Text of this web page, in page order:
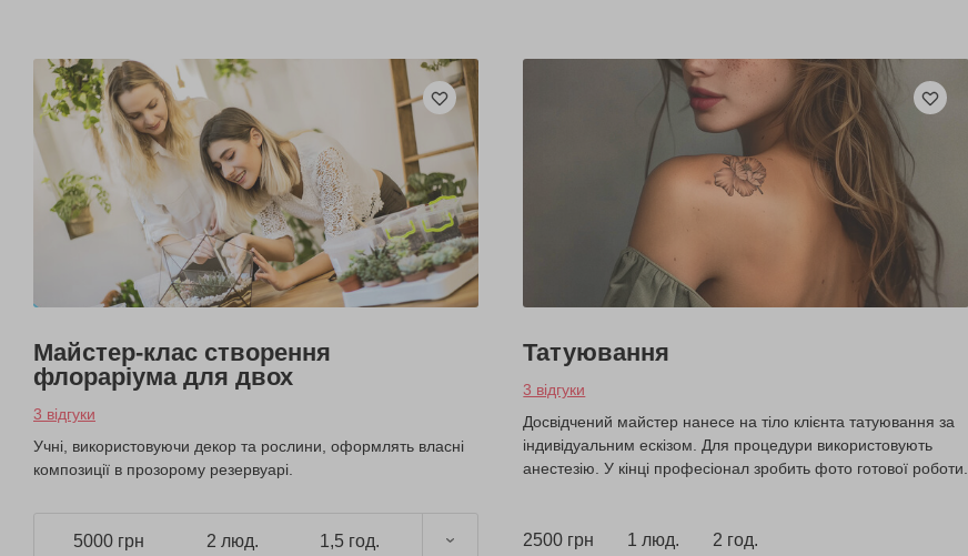
Майстер-клас створення
флораріума для двох
3 відгуки
Учні, використовуючи декор та рослини, оформлять власні
композиції в прозорому резервуарі.
5000 грн 2 люд. 1,5 год.
Татуювання
3 відгуки
Досвідчений майстер нанесе на тіло клієнта татуювання за
індивідуальним ескізом. Для процедури використовують
анестезію. У кінці професіонал зробить фото готової роботи.
2500 грн 1 люд. 2 год.